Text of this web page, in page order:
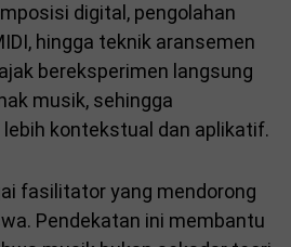
digital, pengolahan
hingga teknik aransemen
bereksperimen langsung
musik, sehingga
kontekstual dan aplikatif.
fasilitator yang mendorong
Pendekatan ini membantu